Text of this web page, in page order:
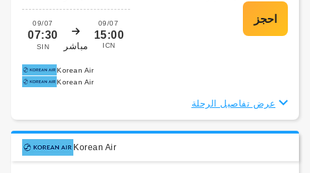
09/07
07:30
SIN مباشر
09/07
15:00
ICN
Korean Air
Korean Air
عرض تفاصيل الرحلة
Korean Air